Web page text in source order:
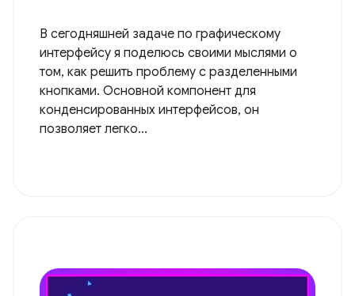
В сегодняшней задаче по графическому
интерфейсу я поделюсь своими мыслями о
том, как решить проблему с разделенными
кнопками. Основной компонент для
конденсированных интерфейсов, он
позволяет легко...